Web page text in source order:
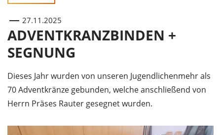
27.11.2025
ADVENTKRANZBINDEN +
SEGNUNG
Dieses Jahr wurden von unseren Jugendlichenmehr als
70 Adventkränze gebunden, welche anschließend von
Herrn Präses Rauter gesegnet wurden.